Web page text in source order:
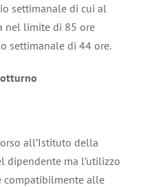
settimanale di cui al
nel limite di 85 ore
settimanale di 44 ore.
all’Istituto della
dipendente ma l’utilizzo
compatibilmente alle